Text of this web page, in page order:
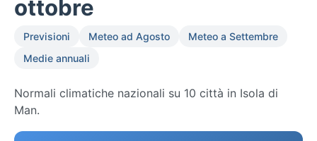
ottobre
Previsioni Meteo ad Agosto
Meteo a Settembre
Medie annuali
Normali climatiche nazionali su 10 città in Isola di
Man.